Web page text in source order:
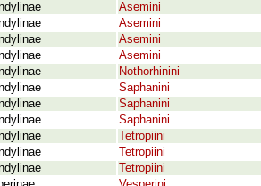
Asemini
Asemini
Asemini
Asemini
Nothorhinini
Saphanini
Saphanini
Saphanini
Tetropiini
Tetropiini
Tetropiini